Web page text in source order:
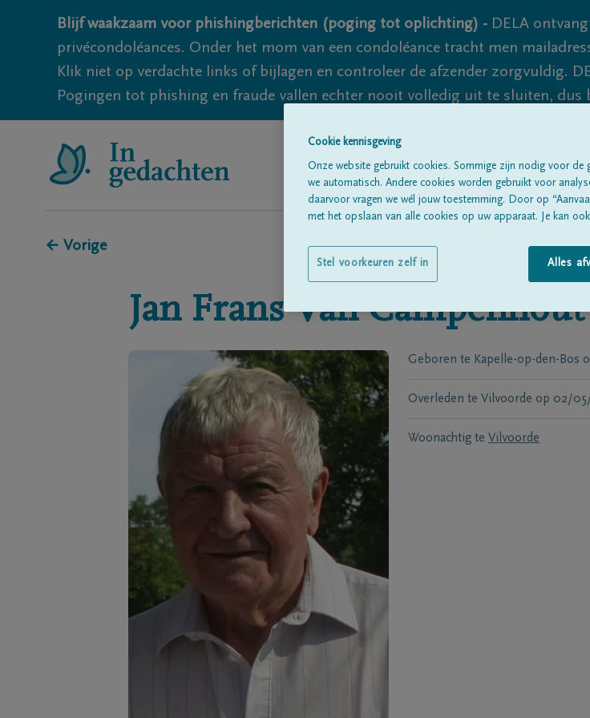
Blijf waakzaam voor phishingberichten (poging tot oplichting) - DELA
privécondoléances. Onder het mom van een condoléance tracht men
Klik niet op verdachte links of bijlagen en controleer de afzender zorgvuldig.
Pogingen tot phishing en fraude vallen echter nooit volledig uit te sluiten, dus
Alle
← Vorige
Jan Frans Van Campenhout
Geboren te Kapelle-op-den-Bos
Overleden te Vilvoorde op 02/
Woonachtig te Vilvoorde
Cookie kennisgeving
Onze website gebruikt cookies. Sommige zijn nodig voor de
we automatisch. Andere cookies worden gebruikt voor
daarvoor vragen we wél jouw toestemming. Door op
met het opslaan van alle cookies op uw apparaat. Je kan
Alles
Stel voorkeuren zelf in